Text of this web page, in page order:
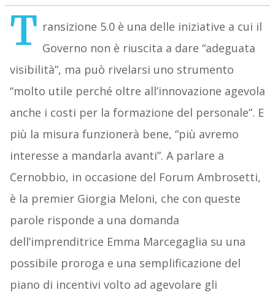
T ransizione 5.0 è una delle iniziative a cui il
Governo non è riuscita a dare “adeguata
visibilità”, ma può rivelarsi uno strumento
“molto utile perché oltre all’innovazione agevola
anche i costi per la formazione del personale”. E
più la misura funzionerà bene, “più avremo
interesse a mandarla avanti”. A parlare a
Cernobbio, in occasione del Forum Ambrosetti,
è la premier Giorgia Meloni, che con queste
parole risponde a una domanda
dell’imprenditrice Emma Marcegaglia su una
possibile proroga e una semplificazione del
piano di incentivi volto ad agevolare gli